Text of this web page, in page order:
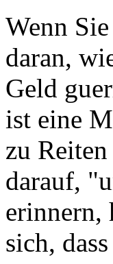
Wenn
daran,
Geld
ist eine
zu
darauf,
erinnern,
sich,